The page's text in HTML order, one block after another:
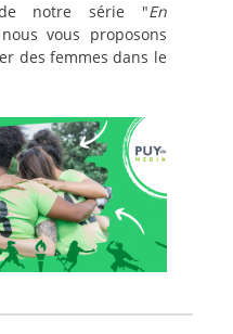
notre série "En
vous proposons
des femmes dans le